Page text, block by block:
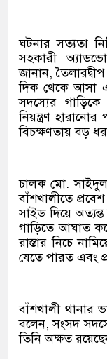
ঘটনার সত্যতা
সহকারী
জানান,
দিক থেকে আসা
সদস্যের
নিয়ন্ত্রণ
বিচক্ষণতায় বড়
চালক মো.
বাঁশখালীতে
সাইড দিয়ে
গাড়িতে আঘাত
রাস্তার নিচে
যেতে পারত এবং
বাঁশখালী থানার
বলেন, সংসদ
তিনি অক্ষত